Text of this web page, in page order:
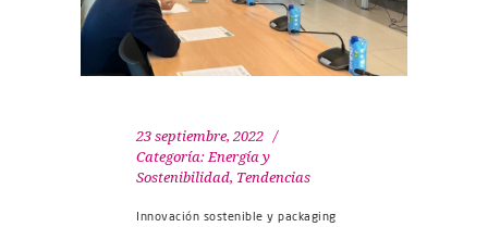
23 septiembre, 2022
Categoría: Energía y
Sostenibilidad, Tendencias
Innovación sostenible y packaging